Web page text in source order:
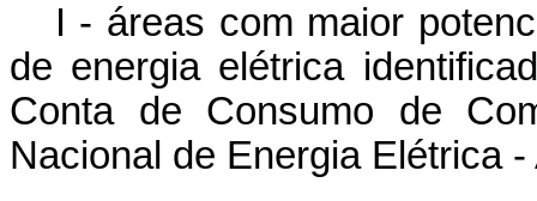
I - áreas com maior
de energia elétrica
Conta de Consumo de
Nacional de Energia Elétrica -